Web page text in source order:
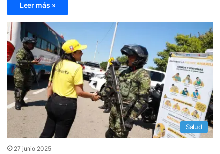
Leer más »
Salud
27 junio 2025